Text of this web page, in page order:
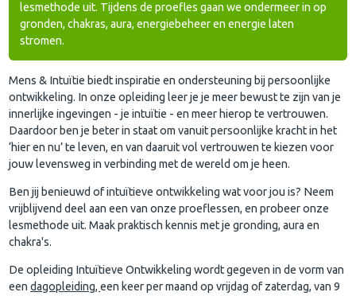
lesmethode uit. Tijdens de proefles gaan we ondermeer in op
gronden, chakras, aura, energiebeheer en energie laten
stromen.
Mens & Intuïtie biedt inspiratie en ondersteuning bij persoonlijke
ontwikkeling. In onze opleiding leer je je meer bewust te zijn van je
innerlijke ingevingen - je intuïtie - en meer hierop te vertrouwen.
Daardoor ben je beter in staat om vanuit persoonlijke kracht in het
‘hier en nu’ te leven, en van daaruit vol vertrouwen te kiezen voor
jouw levensweg in verbinding met de wereld om je heen.
Ben jij benieuwd of intuïtieve ontwikkeling wat voor jou is? Neem
vrijblijvend deel aan een van onze proeflessen, en probeer onze
lesmethode uit. Maak praktisch kennis met je gronding, aura en
chakra's.
De opleiding Intuïtieve Ontwikkeling wordt gegeven in de vorm van
eendagopleiding,een keer per maand op vrijdag of zaterdag, van 9